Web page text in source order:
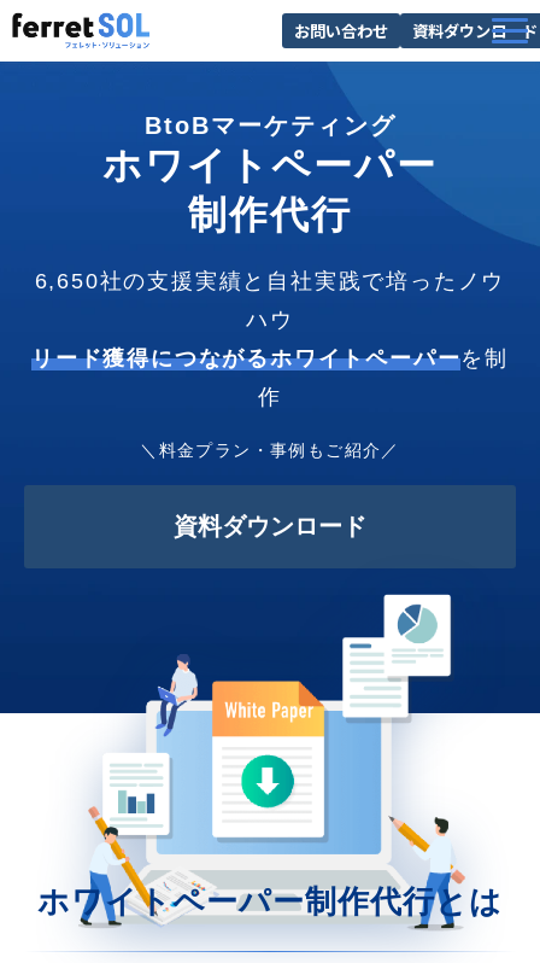
お問い合わせ 資料ダウンロード
サービス一覧
選ばれる理由
導入事例
お役立ち情報
BtoBマーケティング
ホワイトペーパー
制作代行
6,650社の支援実績と自社実践で培ったノウ
ハウ
リード獲得につながるホワイトペーパーを制
作
＼料金プラン・事例もご紹介／
資料ダウンロード
ホワイトペーパー制作代行とは